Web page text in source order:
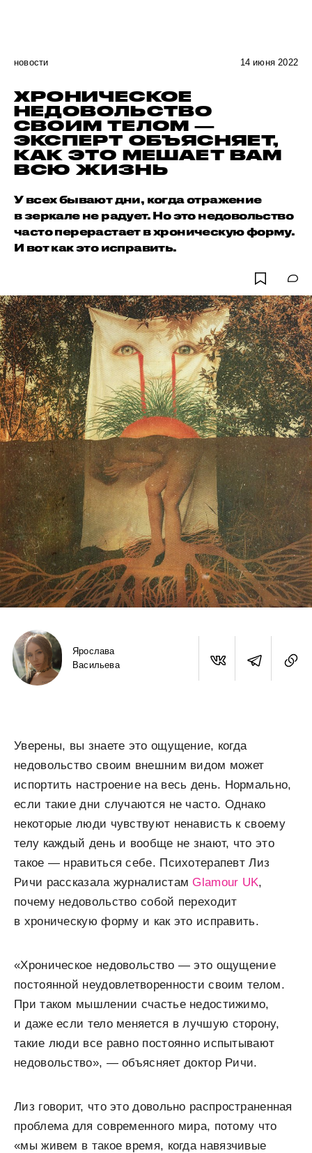
новости 14 июня 2022
ХРОНИЧЕСКОЕ
НЕДОВОЛЬСТВО
СВОИМ ТЕЛОМ —
ЭКСПЕРТ ОБЪЯСНЯЕТ,
КАК ЭТО МЕШАЕТ ВАМ
ВСЮ ЖИЗНЬ
У всех бывают дни, когда отражение
в зеркале не радует. Но это недовольство
часто перерастает в хроническую форму.
И вот как это исправить.
Ярослава
Васильева
Уверены, вы знаете это ощущение, когда
недовольство своим внешним видом может
испортить настроение на весь день. Нормально,
если такие дни случаются не часто. Однако
некоторые люди чувствуют ненависть к своему
телу каждый день и вообще не знают, что это
такое — нравиться себе. Психотерапевт Лиз
Ричи рассказала журналистам Glamour UK,
почему недовольство собой переходит
в хроническую форму и как это исправить.
«Хроническое недовольство — это ощущение
постоянной неудовлетворенности своим телом.
При таком мышлении счастье недостижимо,
и даже если тело меняется в лучшую сторону,
такие люди все равно постоянно испытывают
недовольство», — объясняет доктор Ричи.
Лиз говорит, что это довольно распространенная
проблема для современного мира, потому что
«мы живем в такое время, когда навязчивые